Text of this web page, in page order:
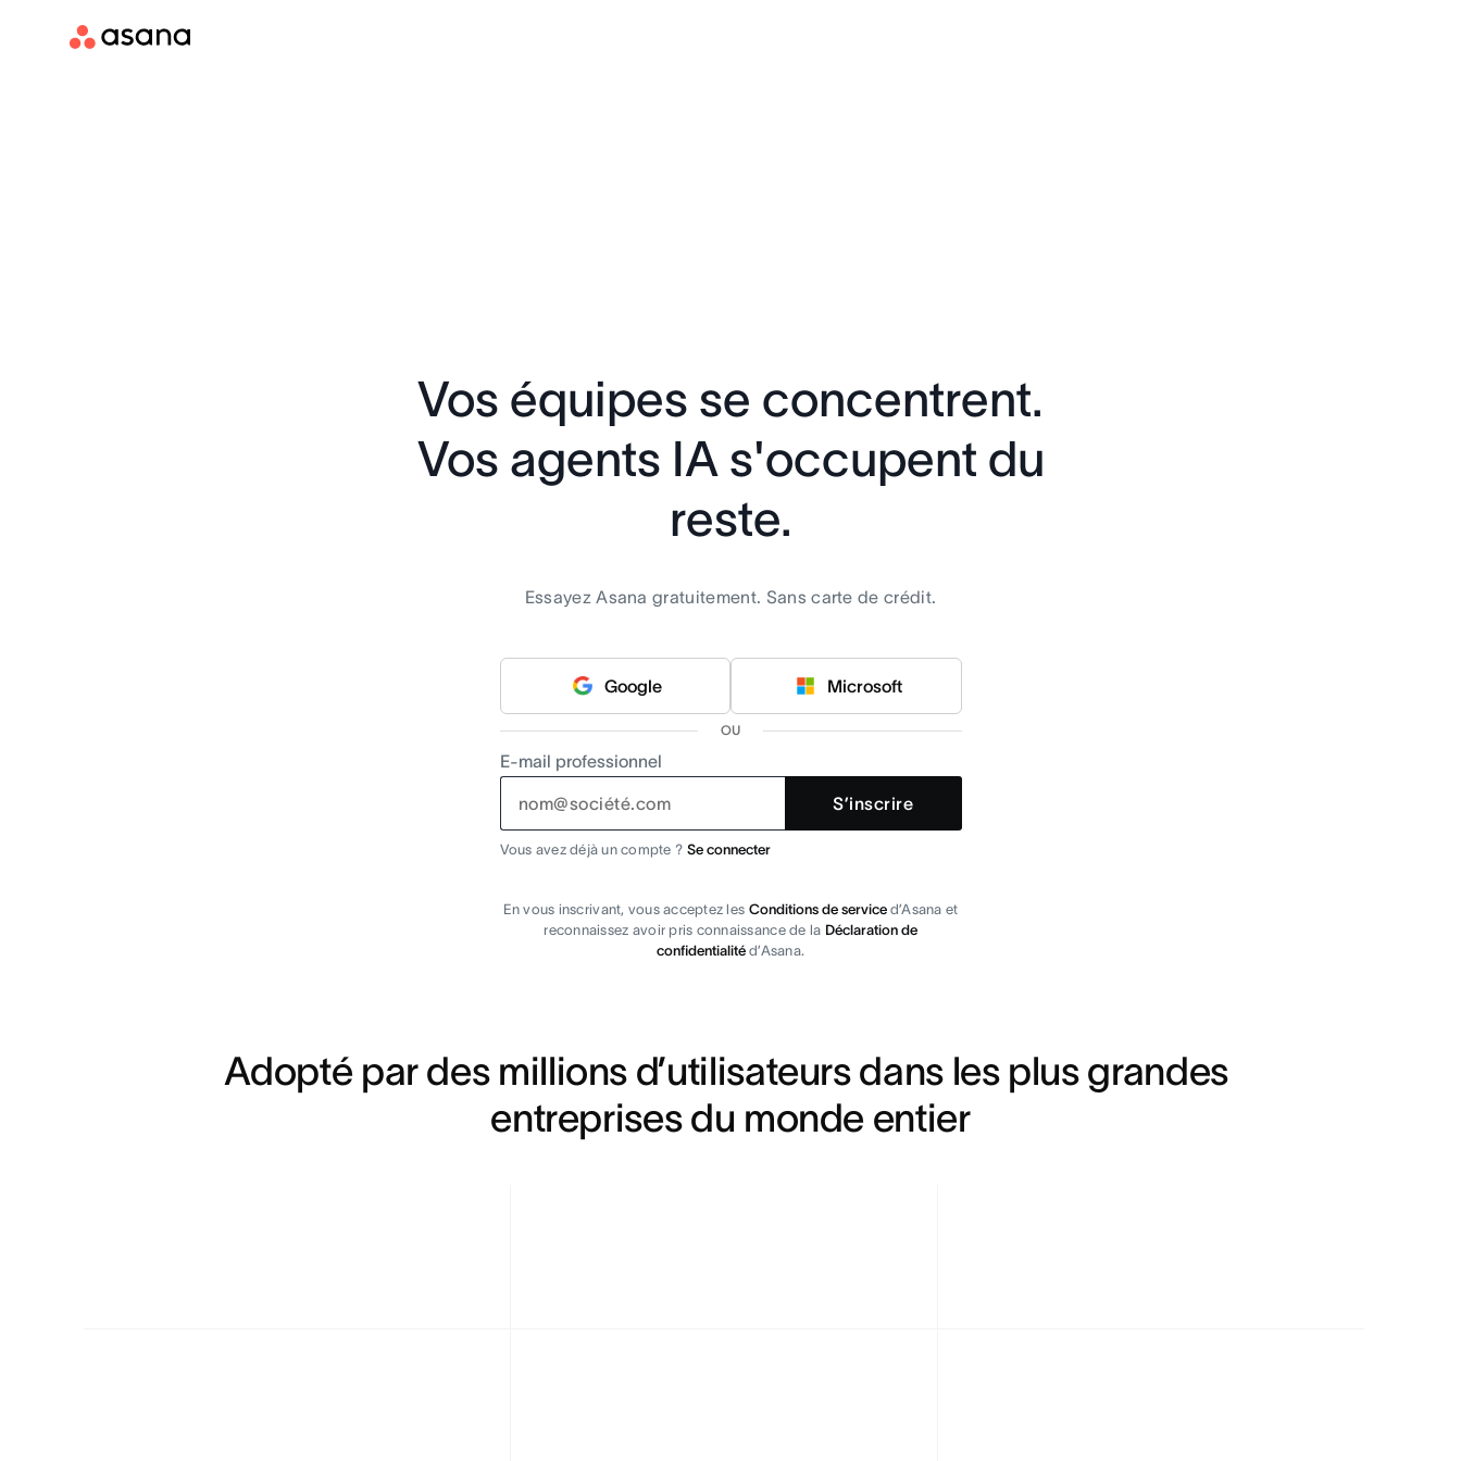
Vos équipes se concentrent.
Vos agents IA s'occupent du
reste.
Essayez Asana gratuitement. Sans carte de crédit.
Google Microsoft
OU
E-mail professionnel
S’inscrire
Vous avez déjà un compte ? Se connecter
En vous inscrivant, vous acceptez les Conditions de serviced’Asana et
reconnaissez avoir pris connaissance de la Déclaration de
confidentialitéd’Asana.
Adopté par des millions d’utilisateurs dans les plus grandes
entreprises du monde entier